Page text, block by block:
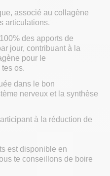
associé au collagène
articulations.
des apports de
jour, contribuant à la
pour le
os.
dans le bon
nerveux et la synthèse
à la réduction de
est disponible en
te conseillons de boire